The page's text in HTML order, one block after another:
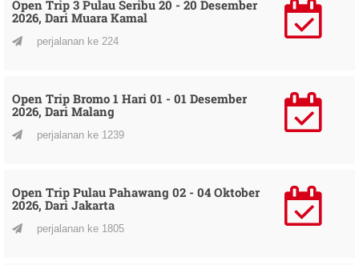
Open Trip 3 Pulau Seribu 20 - 20 Desember
2026, Dari Muara Kamal
perjalanan ke 224
Open Trip Bromo 1 Hari 01 - 01 Desember
2026, Dari Malang
perjalanan ke 1239
Open Trip Pulau Pahawang 02 - 04 Oktober
2026, Dari Jakarta
perjalanan ke 1805